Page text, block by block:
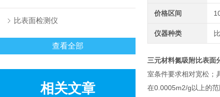
比表面检测仪
查看全部
相关文章
价格区间
仪器种类
三元材料氮吸附比表面
室条件要求相对宽松；
在0.0005m2/g以上的